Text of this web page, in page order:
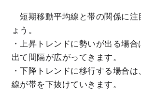
短期移動平均線と帯の関係に注
ょう。
・上昇トレンドに勢いが出る場
出て間隔が広がってきます。
・下降トレンドに移行する場合
線が帯を下抜けていきます。